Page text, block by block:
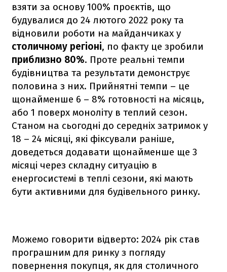
взяти за основу 100% проєктів, що
будувалися до 24 лютого 2022 року та
відновили роботи на майданчиках у
столичному регіоні, по факту це зробили
приблизно 80%. Проте реальні темпи
будівництва та результати демонструє
половина з них. Прийнятні темпи – це
щонайменше 6 – 8% готовності на місяць,
або 1 поверх моноліту в теплий сезон.
Станом на сьогодні до середніх затримок у
18 – 24 місяці, які фіксували раніше,
доведеться додавати щонайменше ще 3
місяці через складну ситуацію в
енергосистемі в теплі сезони, які мають
бути активними для будівельного ринку.
Можемо говорити відверто: 2024 рік став
програшним для ринку з погляду
повернення покупця, як для столичного